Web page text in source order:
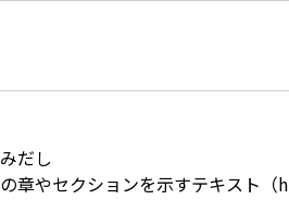
みだし
章やセクションを示すテキスト（